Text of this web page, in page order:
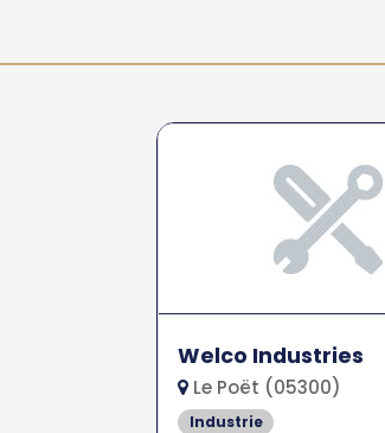
Welco Industries
Le Poët (05300)
Industrie